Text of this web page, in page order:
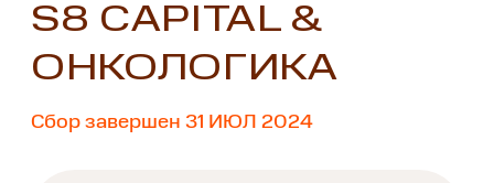
S8 CAPITAL &
ОНКОЛОГИКА
Сбор завершен 31 ИЮЛ 2024